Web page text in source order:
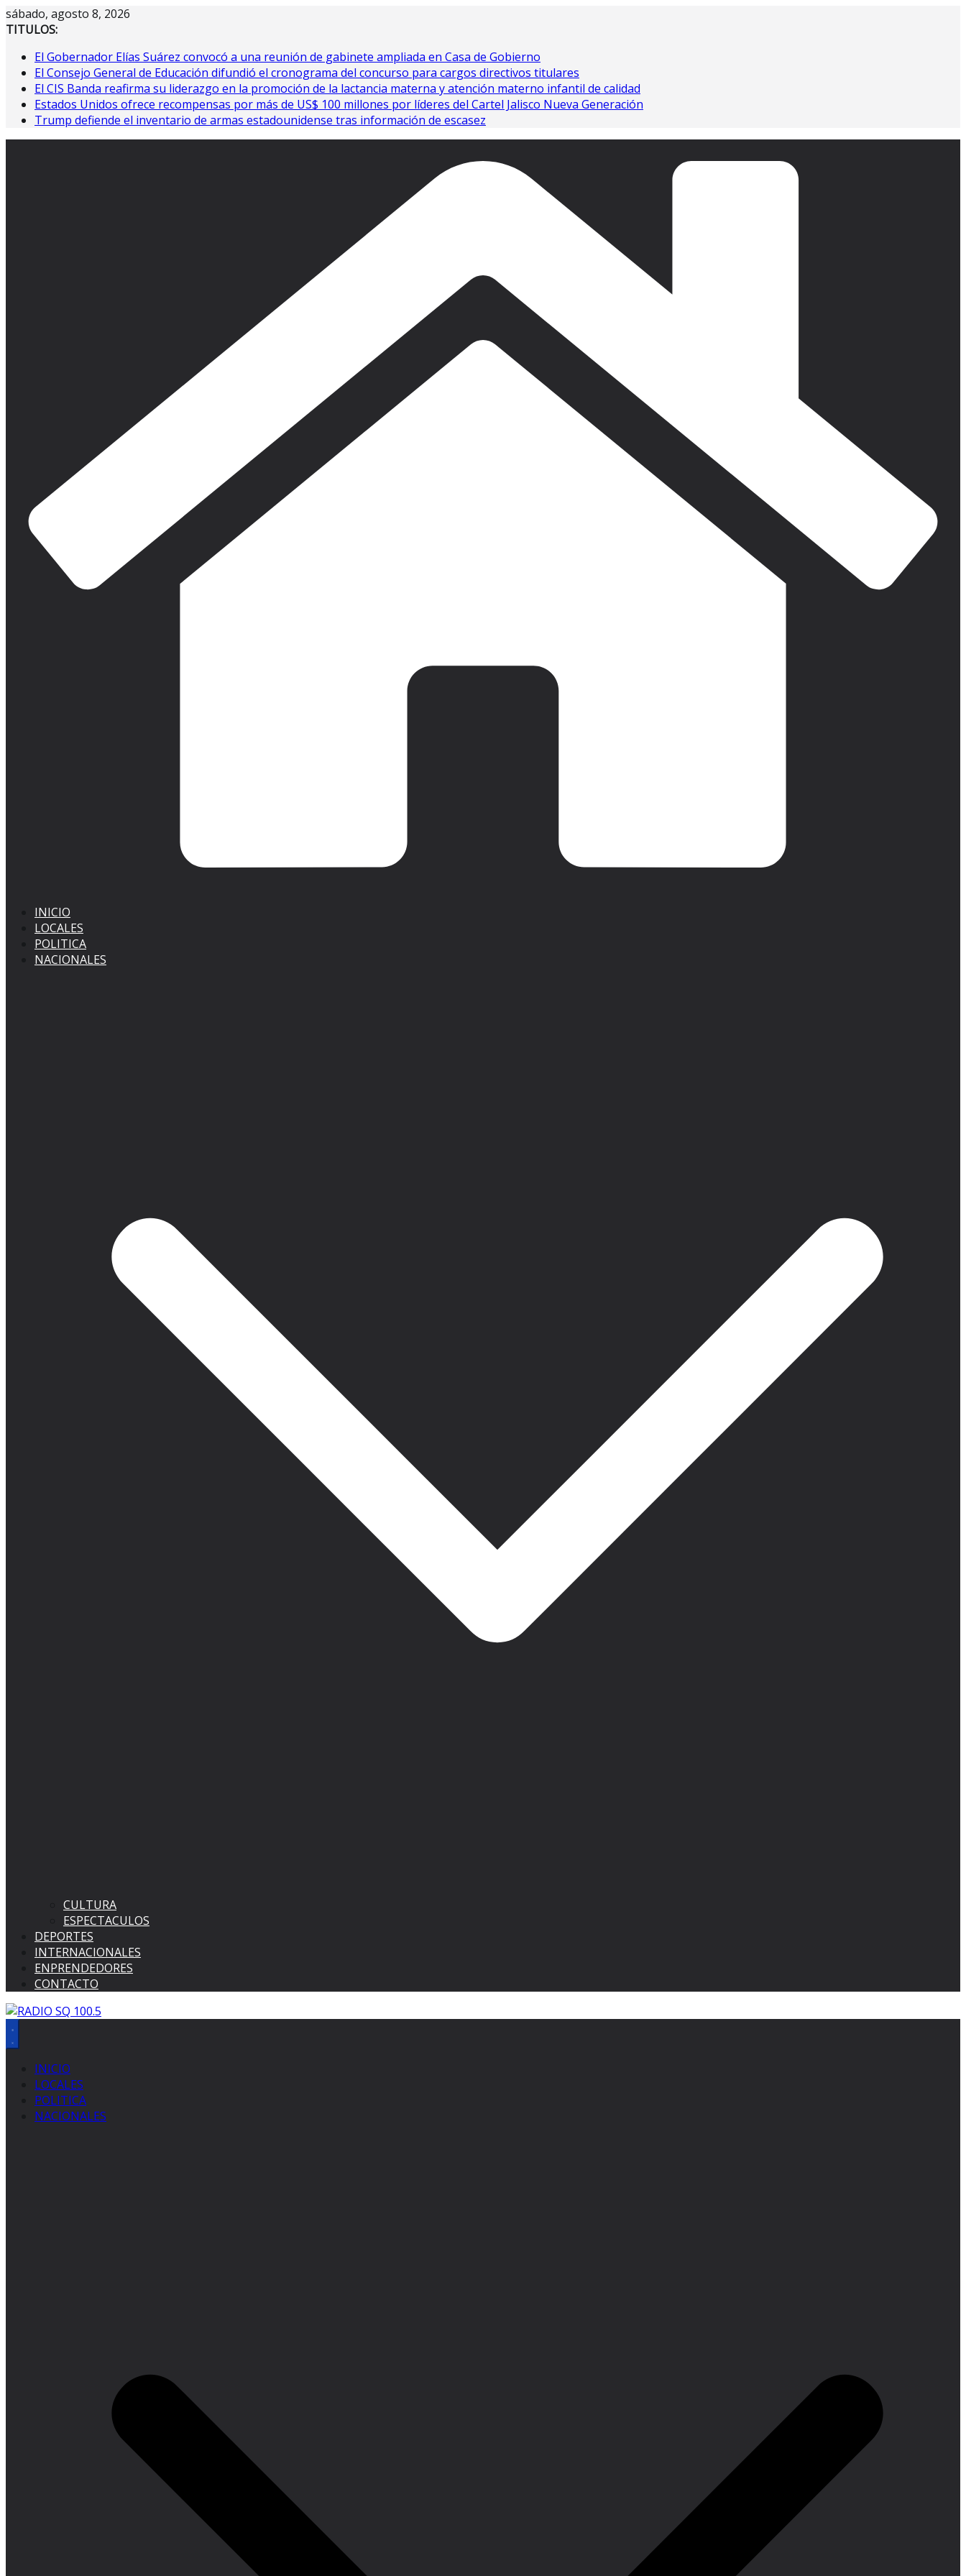
Saltar
al
sábado, agosto 8, 2026
TITULOS:
El Gobernador Elías Suárez convocó a una reunión de gabinete ampliada en Casa de Gobierno
El Consejo General de Educación difundió el cronograma del concurso para cargos directivos titulares
El CIS Banda reafirma su liderazgo en la promoción de la lactancia materna y atención materno infantil de calidad
Estados Unidos ofrece recompensas por más de US$ 100 millones por líderes del Cartel Jalisco Nueva Generación
Trump defiende el inventario de armas estadounidense tras información de escasez
INICIO
LOCALES
POLITICA
NACIONALES
CULTURA
ESPECTACULOS
DEPORTES
INTERNACIONALES
ENPRENDEDORES
CONTACTO
INICIO
LOCALES
POLITICA
NACIONALES